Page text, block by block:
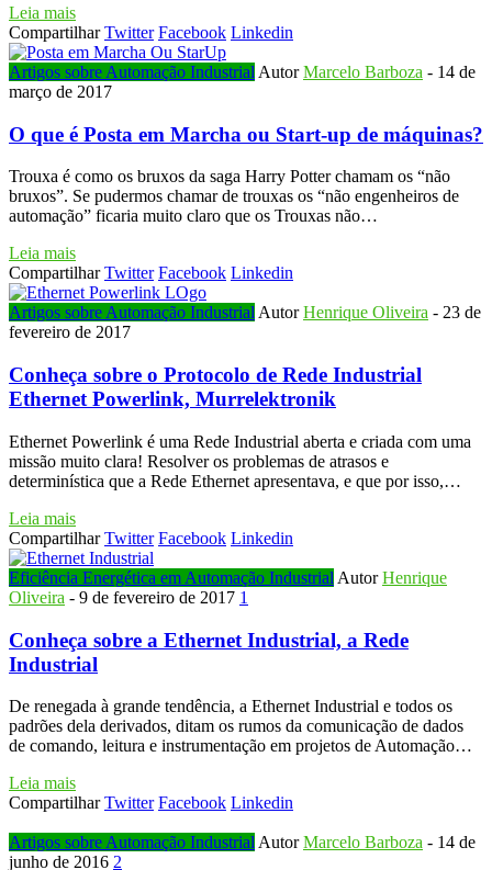
Leia mais
Compartilhar Twitter Facebook Linkedin
Artigos sobre Automação Industrial AutorMarcelo Barboza - 14 de
março de 2017
O que é Posta em Marcha ou Start-up de máquinas?
Trouxa é como os bruxos da saga Harry Potter chamam os “não
bruxos”. Se pudermos chamar de trouxas os “não engenheiros de
automação” ficaria muito claro que os Trouxas não…
Leia mais
Compartilhar Twitter Facebook Linkedin
Artigos sobre Automação IndustrialAutorHenrique Oliveira - 23 de
fevereiro de 2017
Conheça sobre o Protocolo de Rede Industrial
Ethernet Powerlink, Murrelektronik
Ethernet Powerlink é uma Rede Industrial aberta e criada com uma
missão muito clara! Resolver os problemas de atrasos e
determinística que a Rede Ethernet apresentava, e que por isso,…
Leia mais
Compartilhar Twitter Facebook Linkedin
Eficiência Energética em Automação Industrial AutorHenrique
Oliveira - 9 de fevereiro de 2017 1
Conheça sobre a Ethernet Industrial, a Rede
Industrial
De renegada à grande tendência, a Ethernet Industrial e todos os
padrões dela derivados, ditam os rumos da comunicação de dados
de comando, leitura e instrumentação em projetos de Automação…
Leia mais
Compartilhar Twitter Facebook Linkedin
Artigos sobre Automação Industrial AutorMarcelo Barboza - 14 de
junho de 2016 2